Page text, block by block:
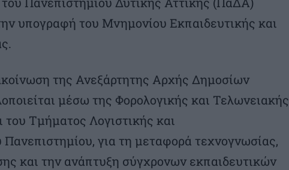
υπογραφή του Μνημονίου Εκπαιδευτικής και
της Ανεξάρτητης Αρχής Δημοσίων
μέσω της Φορολογικής και Τελωνειακής
Τμήματος Λογιστικής και
για τη μεταφορά τεχνογνωσίας,
και την ανάπτυξη σύγχρονων εκπαιδευτικών